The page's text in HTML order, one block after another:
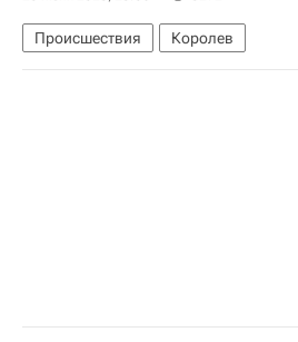
Происшествия
Королев
Московская область (Подмосковье)